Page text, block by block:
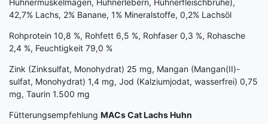
Hühnermuskelmägen, Hühnerlebern, Hühnerfleischbrühe),
42,7% Lachs, 2% Banane, 1% Mineralstoffe, 0,2% Lachsöl
Rohprotein 10,8 %, Rohfett 6,5 %, Rohfaser 0,3 %, Rohasche
2,4 %, Feuchtigkeit 79,0 %
Zink (Zinksulfat, Monohydrat) 25 mg, Mangan (Mangan(II)-
sulfat, Monohydrat) 1,4 mg, Jod (Kalziumjodat, wasserfrei) 0,75
mg, Taurin 1.500 mg
Fütterungsempfehlung MACs Cat Lachs Huhn